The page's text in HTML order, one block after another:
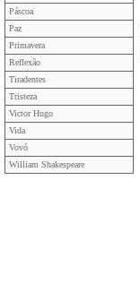
Páscoa
Paz
Primavera
Reflexão
Tiradentes
Tristeza
Victor Hugo
Vida
Vovó
William Shakespeare